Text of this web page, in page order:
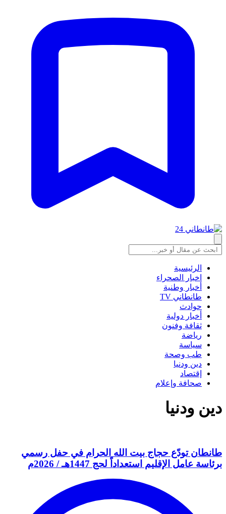
الرئيسية
اخبار الصحراء
أخبار وطنية
طانطاني TV
حوادث
أخبار دولية
ثقافة وفنون
رياضة
سياسة
طب وصحة
دين ودنيا
إقتصاد
صحافة وإعلام
دين ودنيا
طانطان تودّع حجاج بيت الله الحرام في حفل رسمي
برئاسة عامل الإقليم استعداداً لحج 1447هـ / 2026م